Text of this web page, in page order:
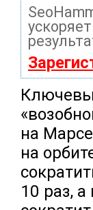
на
на
10 раз,